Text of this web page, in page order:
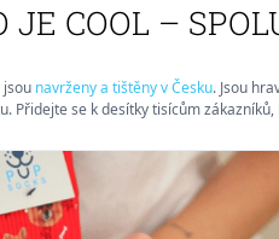
JE COOL –
jsou navrženy a tištěny v Česku. Jsou
Přidejte se k desítky tisícům